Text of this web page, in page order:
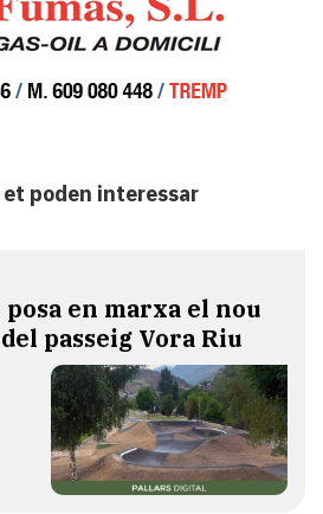
poden interessar
en marxa el nou
passeig Vora Riu